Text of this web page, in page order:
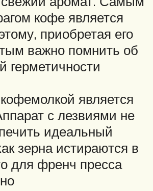
кофе является
приобретая его
важно помнить об
герметичности
является
с лезвиями не
идеальный
зерна истираются в
для френч пресса